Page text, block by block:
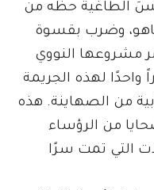
ينسَ الطاغية حظه من
وضرب بقسوة
مشروعها النووي
واحدًا لهذه الجريمة
من الصهاينة. هذه
من الرؤساء
التي تمت سرًا